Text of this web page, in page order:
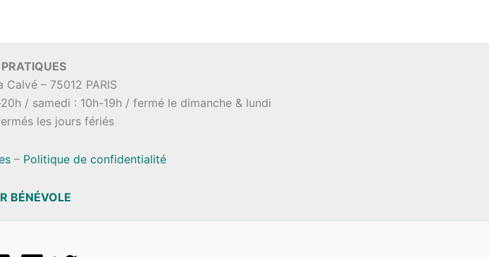
Calvé – 75012 PARIS
/ samedi : 10h-19h / fermé le dimanche & lundi
les jours fériés
– Politique de confidentialité
BÉNÉVOLE